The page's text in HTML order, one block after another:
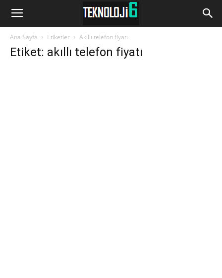
www.Teknoloji6.com
Ana Sayfa Etiketler Akıllı telefon fiyatı
Etiket: akıllı telefon fiyatı